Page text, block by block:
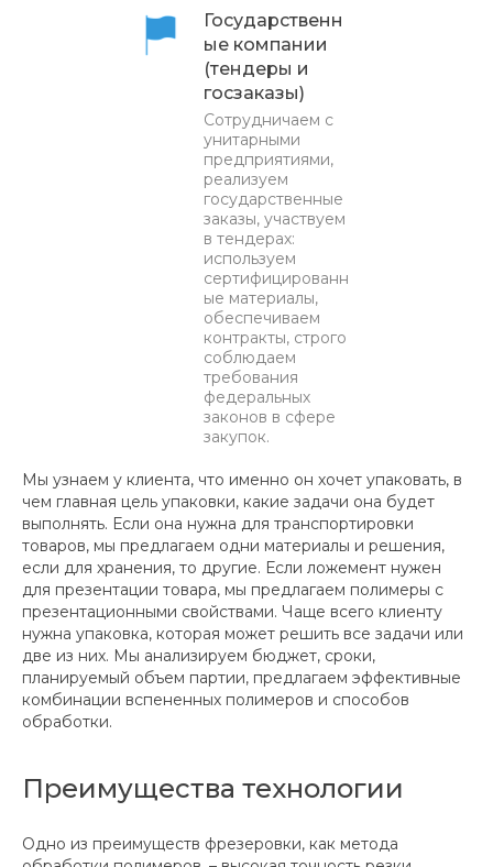
Государственн
ые компании
(тендеры и
госзаказы)
Сотрудничаем с
унитарными
предприятиями,
реализуем
государственные
заказы, участвуем
в тендерах:
используем
сертифицированн
ые материалы,
обеспечиваем
контракты, строго
соблюдаем
требования
федеральных
законов в сфере
закупок.
Мы узнаем у клиента, что именно он хочет упаковать, в
чем главная цель упаковки, какие задачи она будет
выполнять. Если она нужна для транспортировки
товаров, мы предлагаем одни материалы и решения,
если для хранения, то другие. Если ложемент нужен
для презентации товара, мы предлагаем полимеры с
презентационными свойствами. Чаще всего клиенту
нужна упаковка, которая может решить все задачи или
две из них. Мы анализируем бюджет, сроки,
планируемый объем партии, предлагаем эффективные
комбинации вспененных полимеров и способов
обработки.
Преимущества технологии
Одно из преимуществ фрезеровки, как метода